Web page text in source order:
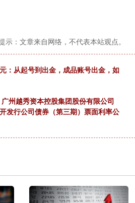
示：文章来自网络，不代表本站观点。
：从起号到出金，成品账号出金，如
州越秀资本控股集团股份有限公司
发行公司债券（第三期）票面利率公